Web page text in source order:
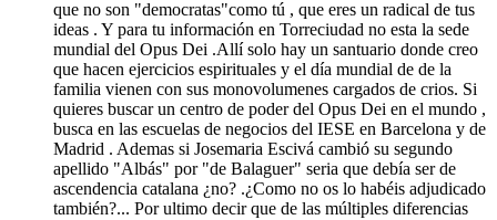
que no son "democratas"como tú , que eres un radical de tus
ideas . Y para tu información en Torreciudad no esta la sede
mundial del Opus Dei .Allí solo hay un santuario donde creo
que hacen ejercicios espirituales y el día mundial de de la
familia vienen con sus monovolumenes cargados de crios. Si
quieres buscar un centro de poder del Opus Dei en el mundo ,
busca en las escuelas de negocios del IESE en Barcelona y de
Madrid . Ademas si Josemaria Escivá cambió su segundo
apellido "Albás" por "de Balaguer" seria que debía ser de
ascendencia catalana ¿no? .¿Como no os lo habéis adjudicado
también?... Por ultimo decir que de las múltiples diferencias